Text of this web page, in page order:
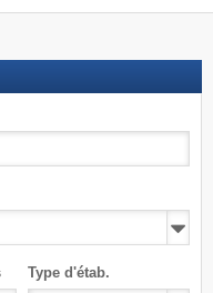
Type d'étab.